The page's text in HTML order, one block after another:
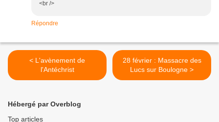
<br />
Répondre
< L'avènement de
l'Antéchrist
28 février : Massacre des
Lucs sur Boulogne >
Hébergé par Overblog
Top articles